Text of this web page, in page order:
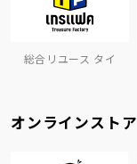
総合リユース タイ
オンラインストア